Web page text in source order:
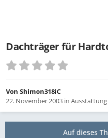
Dachträger für
Von Shimon318iC
22. November 2003 in Ausstattung
Auf dieses